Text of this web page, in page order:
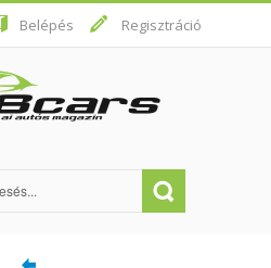
Belépés Regisztráció